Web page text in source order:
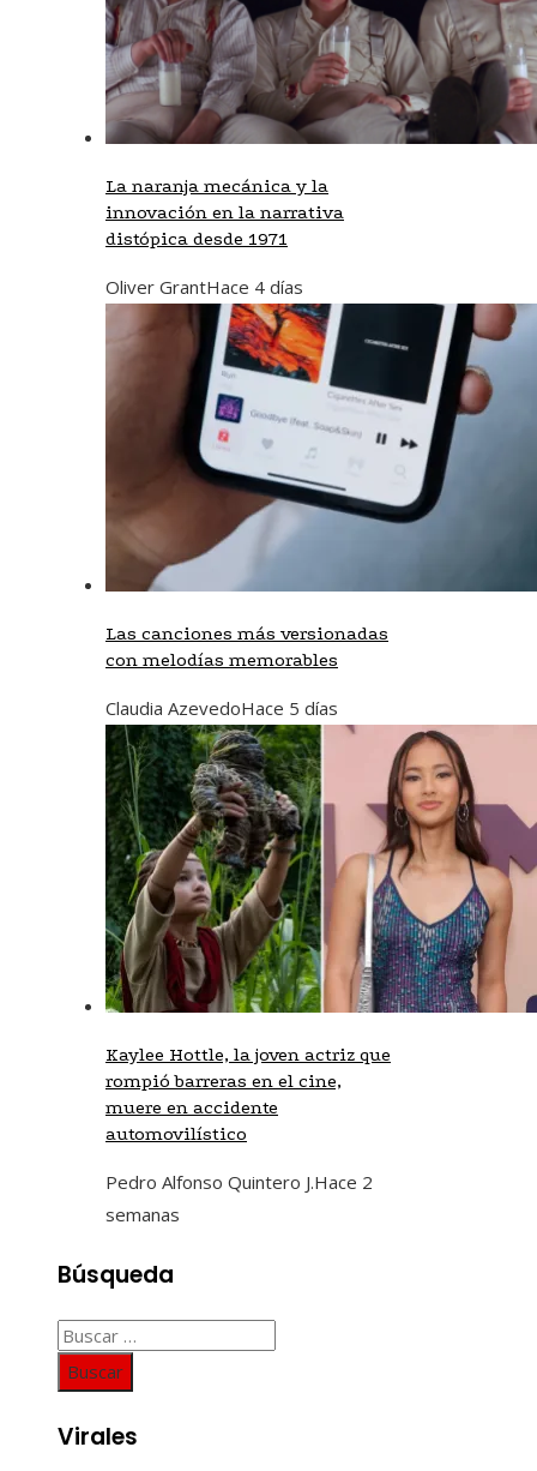
La naranja mecánica y la
innovación en la narrativa
distópica desde 1971
Oliver GrantHace 4 días
Las canciones más versionadas
con melodías memorables
Claudia AzevedoHace 5 días
Kaylee Hottle, la joven actriz que
rompió barreras en el cine,
muere en accidente
automovilístico
Pedro Alfonso Quintero J.Hace 2
semanas
Búsqueda
Buscar:
Virales